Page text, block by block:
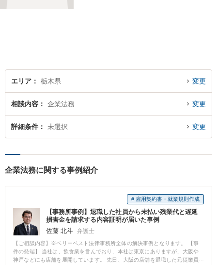
エリア 栃木県 変更
相談内容 企業法務 変更
詳細条件 未選択 変更
企業法務に関する事例紹介
# 雇用契約書・就業規則作成
【事務所事例】退職した社員から未払い残業代と遅延
損害金を請求する内容証明が届いた事例
佐藤 北斗 弁護士
【ご相談内容】※ベリーベスト法律事務所全体の解決事例となります。 【事
件の発端】 当社は、飲食業を営んでおり、本社は東京にありますが、大阪や
神戸などにも店舗を展開しています。 先日、大阪の店舗を退職した元従業員